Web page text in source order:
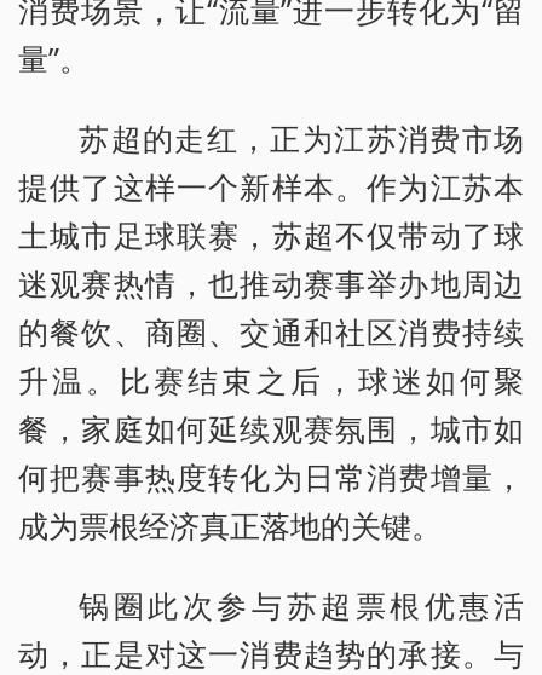
消费场景，让“流量”进一步转化为“留
量”。
苏超的走红，正为江苏消费市场
提供了这样一个新样本。作为江苏本
土城市足球联赛，苏超不仅带动了球
迷观赛热情，也推动赛事举办地周边
的餐饮、商圈、交通和社区消费持续
升温。比赛结束之后，球迷如何聚
餐，家庭如何延续观赛氛围，城市如
何把赛事热度转化为日常消费增量，
成为票根经济真正落地的关键。
锅圈此次参与苏超票根优惠活
动，正是对这一消费趋势的承接。与